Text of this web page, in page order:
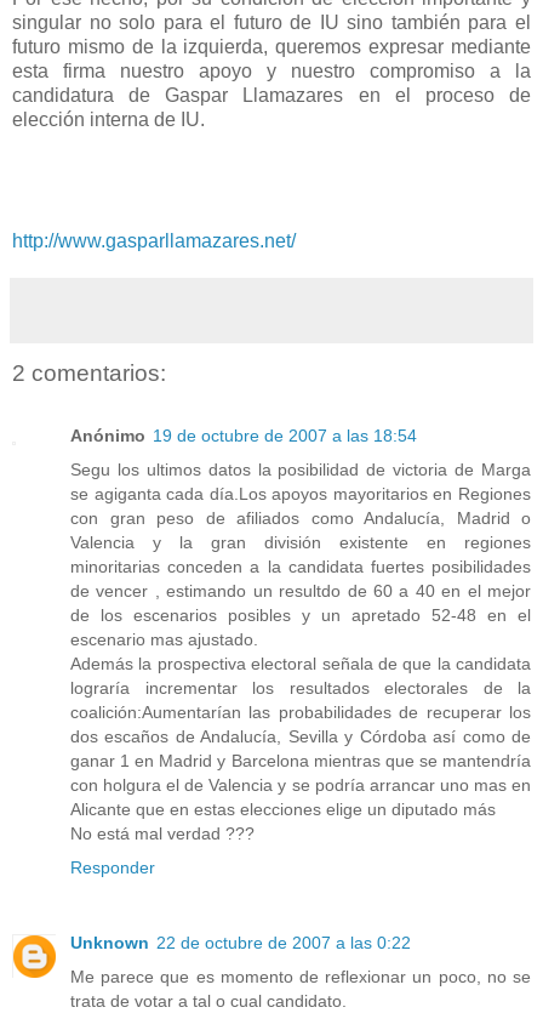
singular no solo para el futuro de IU sino también para el
futuro mismo de la izquierda, queremos expresar mediante
esta firma nuestro apoyo y nuestro compromiso a la
candidatura de Gaspar Llamazares en el proceso de
elección interna de IU.
http://www.gasparllamazares.net/
2 comentarios:
Anónimo 19 de octubre de 2007 a las 18:54
Segu los ultimos datos la posibilidad de victoria de Marga
se agiganta cada día.Los apoyos mayoritarios en Regiones
con gran peso de afiliados como Andalucía, Madrid o
Valencia y la gran división existente en regiones
minoritarias conceden a la candidata fuertes posibilidades
de vencer , estimando un resultdo de 60 a 40 en el mejor
de los escenarios posibles y un apretado 52-48 en el
escenario mas ajustado.
Además la prospectiva electoral señala de que la candidata
lograría incrementar los resultados electorales de la
coalición:Aumentarían las probabilidades de recuperar los
dos escaños de Andalucía, Sevilla y Córdoba así como de
ganar 1 en Madrid y Barcelona mientras que se mantendría
con holgura el de Valencia y se podría arrancar uno mas en
Alicante que en estas elecciones elige un diputado más
No está mal verdad ???
Responder
Unknown 22 de octubre de 2007 a las 0:22
Me parece que es momento de reflexionar un poco, no se
trata de votar a tal o cual candidato.